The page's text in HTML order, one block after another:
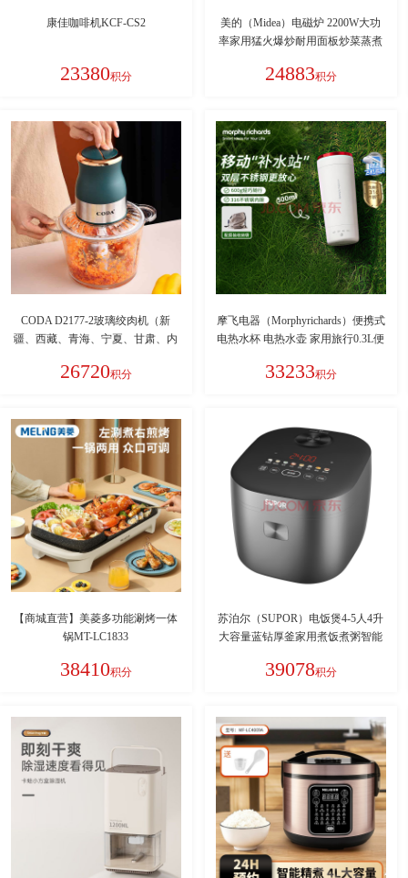
康佳咖啡机KCF-CS2
23380积分
美的（Midea）电磁炉 2200W大功
率家用猛火爆炒耐用面板炒菜蒸煮
RT22E01
24883积分
CODA D2177-2玻璃绞肉机（新
疆、西藏、青海、宁夏、甘肃、内
26720积分
摩飞电器（Morphyrichards）便携式
电热水杯 电热水壶 家用旅行0.3L便
新款京东自营MR6060白
33233积分
【商城直营】美菱多功能涮烤一体
锅MT-LC1833
38410积分
苏泊尔（SUPOR）电饭煲4-5人4升
大容量蓝钻厚釜家用煮饭煮粥智能
39078积分